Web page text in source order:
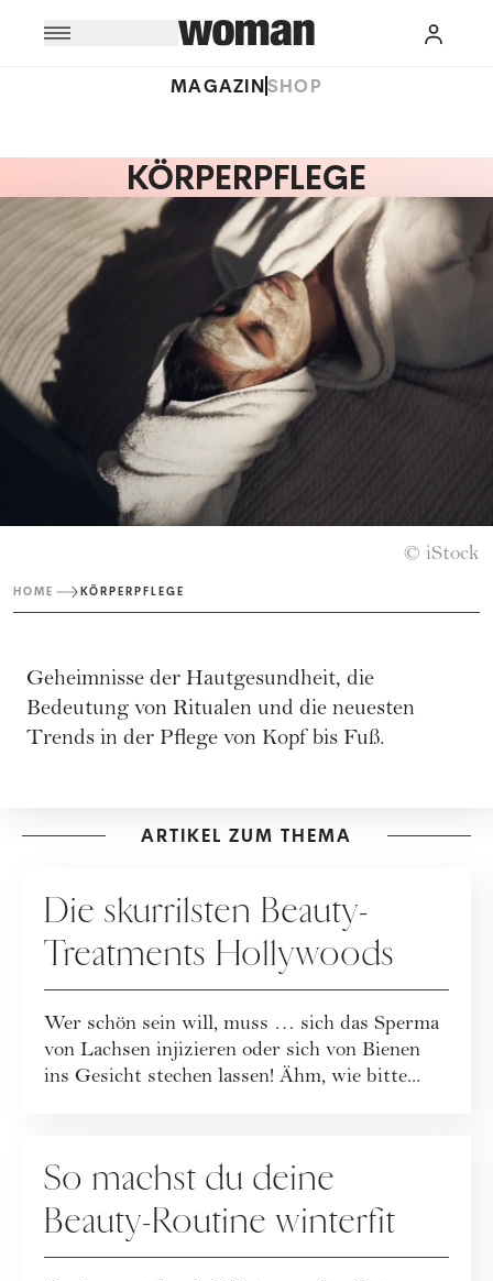
MAGAZINSHOP
KÖRPERPFLEGE
© iStock
HOME KÖRPERPFLEGE
Geheimnisse der Hautgesundheit, die
Bedeutung von Ritualen und die neuesten
Trends in der Pflege von Kopf bis Fuß.
ARTIKEL ZUM THEMA
Die skurrilsten Beauty-
Treatments Hollywoods
Wer schön sein will, muss … sich das Sperma
von Lachsen injizieren oder sich von Bienen
ins Gesicht stechen lassen! Ähm, wie bitte...
So machst du deine
Beauty-Routine winterfit